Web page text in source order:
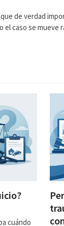
de verdad
caso se mueve
cuándo